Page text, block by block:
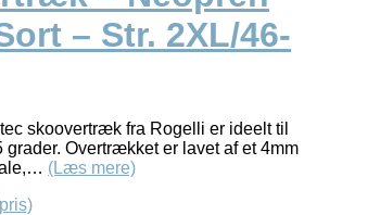
– Str. 2XL/46-
skoovertræk fra Rogelli er ideelt til
grader. Overtrækket er lavet af et 4mm
(Læs mere)